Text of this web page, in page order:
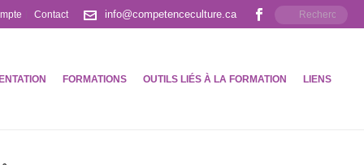
Contact info@competenceculture.ca
FORMATIONS OUTILS LIÉS À LA FORMATION LIENS